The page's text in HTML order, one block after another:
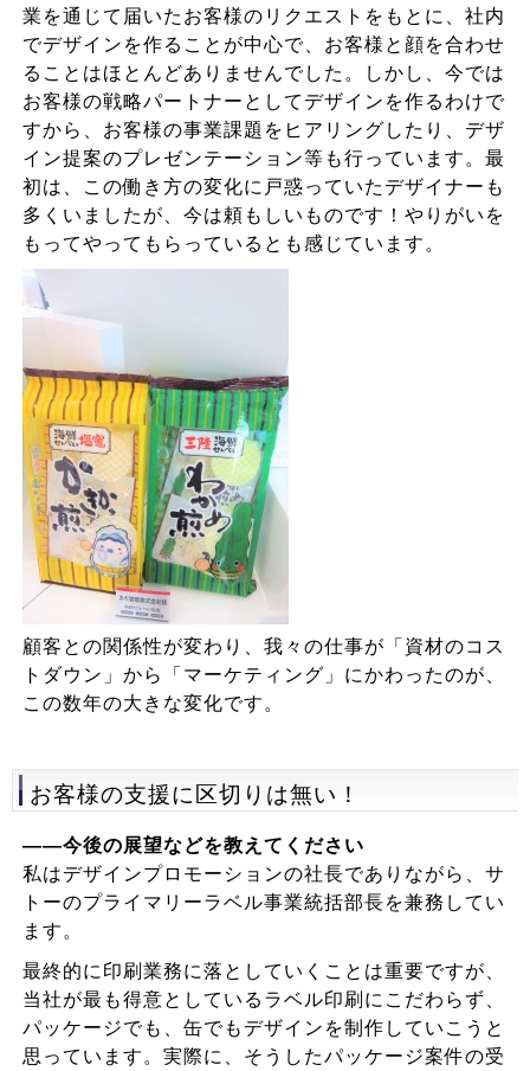
業を通じて届いたお客様のリクエストをもとに、社内
でデザインを作ることが中心で、お客様と顔を合わせ
ることはほとんどありませんでした。しかし、今では
お客様の戦略パートナーとしてデザインを作るわけで
すから、お客様の事業課題をヒアリングしたり、デザ
イン提案のプレゼンテーション等も行っています。最
初は、この働き方の変化に戸惑っていたデザイナーも
多くいましたが、今は頼もしいものです！やりがいを
もってやってもらっているとも感じています。
顧客との関係性が変わり、我々の仕事が「資材のコス
トダウン」から「マーケティング」にかわったのが、
この数年の大きな変化です。
お客様の支援に区切りは無い！
――今後の展望などを教えてください
私はデザインプロモーションの社長でありながら、サ
トーのプライマリーラベル事業統括部長を兼務してい
ます。
最終的に印刷業務に落としていくことは重要ですが、
当社が最も得意としているラベル印刷にこだわらず、
パッケージでも、缶でもデザインを制作していこうと
思っています。実際に、そうしたパッケージ案件の受